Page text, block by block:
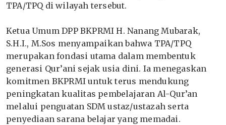
TPA/TPQ di wilayah tersebut.
Ketua Umum DPP BKPRMI H. Nanang Mubarak,
S.H.I., M.Sos menyampaikan bahwa TPA/TPQ
merupakan fondasi utama dalam membentuk
generasi Qur’ani sejak usia dini. Ia menegaskan
komitmen BKPRMI untuk terus mendukung
peningkatan kualitas pembelajaran Al-Qur’an
melalui penguatan SDM ustaz/ustazah serta
penyediaan sarana belajar yang memadai.